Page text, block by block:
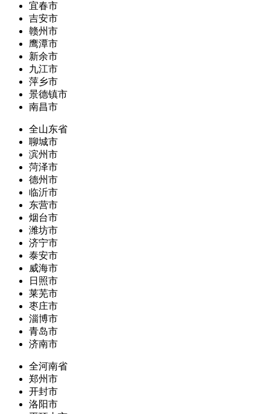
宜春市
吉安市
赣州市
鹰潭市
新余市
九江市
萍乡市
景德镇市
南昌市
全山东省
聊城市
滨州市
菏泽市
德州市
临沂市
东营市
烟台市
潍坊市
济宁市
泰安市
威海市
日照市
莱芜市
枣庄市
淄博市
青岛市
济南市
全河南省
郑州市
开封市
洛阳市